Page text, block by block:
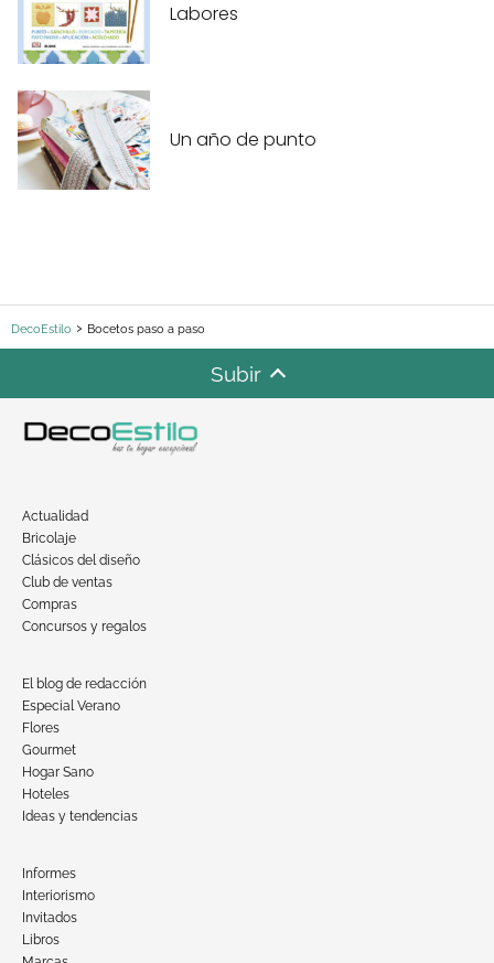
Labores
Un año de punto
DecoEstilo Bocetos paso a paso
Subir
Actualidad
Bricolaje
Clásicos del diseño
Club de ventas
Compras
Concursos y regalos
El blog de redacción
Especial Verano
Flores
Gourmet
Hogar Sano
Hoteles
Ideas y tendencias
Informes
Interiorismo
Invitados
Libros